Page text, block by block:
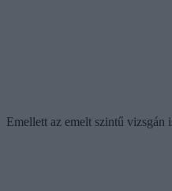
Emellett az emelt szintű vizsgán